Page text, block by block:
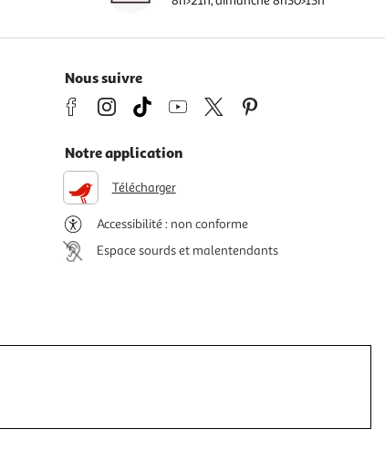
Nous suivre
Notre application
Télécharger
Accessibilité : non conforme
Espace sourds et malentendants